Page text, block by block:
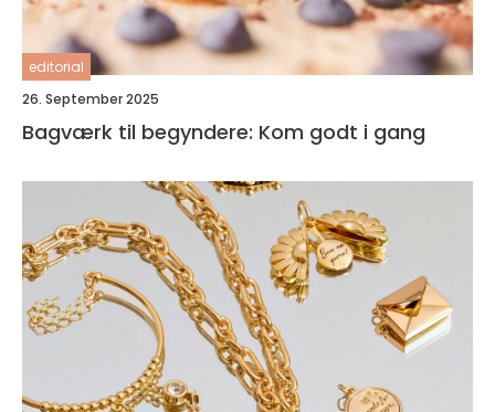
editorial
26. September 2025
Bagværk til begyndere: Kom godt i gang